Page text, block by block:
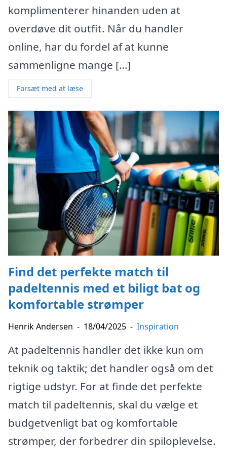
komplimenterer hinanden uden at
overdøve dit outfit. Når du handler
online, har du fordel af at kunne
sammenligne mange […]
Forsæt med at læse
Find det perfekte match til
padeltennis med et biligt bat og
komfortable strømper
Henrik Andersen - 18/04/2025 - Inspiration
At padeltennis handler det ikke kun om
teknik og taktik; det handler også om det
rigtige udstyr. For at finde det perfekte
match til padeltennis, skal du vælge et
budgetvenligt bat og komfortable
strømper, der forbedrer din spiloplevelse.